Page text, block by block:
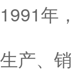
1991年
生产、